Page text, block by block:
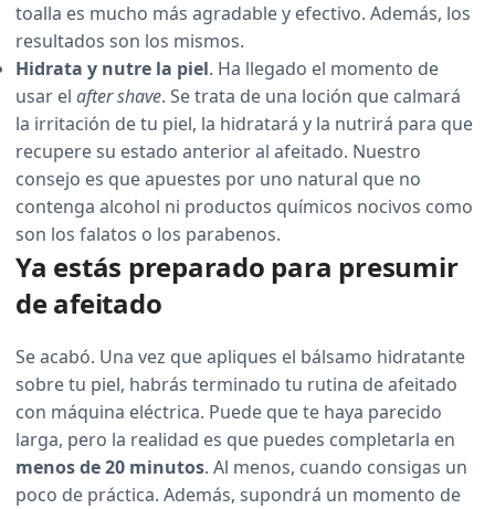
toalla es mucho más agradable y efectivo. Además, los
resultados son los mismos.
Hidrata y nutre la piel. Ha llegado el momento de
usar el after shave. Se trata de una loción que calmará
la irritación de tu piel, la hidratará y la nutrirá para que
recupere su estado anterior al afeitado. Nuestro
consejo es que apuestes por uno natural que no
contenga alcohol ni productos químicos nocivos como
son los falatos o los parabenos.
Ya estás preparado para presumir
de afeitado
Se acabó. Una vez que apliques el bálsamo hidratante
sobre tu piel, habrás terminado tu rutina de afeitado
con máquina eléctrica. Puede que te haya parecido
larga, pero la realidad es que puedes completarla en
menos de 20 minutos. Al menos, cuando consigas un
poco de práctica. Además, supondrá un momento de